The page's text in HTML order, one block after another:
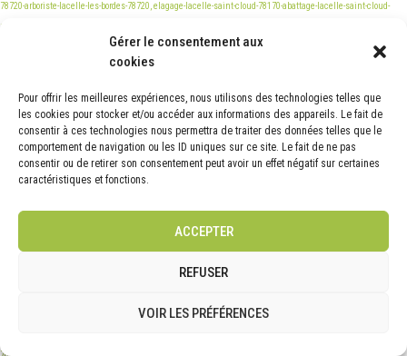
Gérer le consentement aux
cookies
Pour offrir les meilleures expériences, nous utilisons des technologies telles que
les cookies pour stocker et/ou accéder aux informations des appareils. Le fait de
consentir à ces technologies nous permettra de traiter des données telles que le
comportement de navigation ou les ID uniques sur ce site. Le fait de ne pas
consentir ou de retirer son consentement peut avoir un effet négatif sur certaines
caractéristiques et fonctions.
ACCEPTER
REFUSER
VOIR LES PRÉFÉRENCES